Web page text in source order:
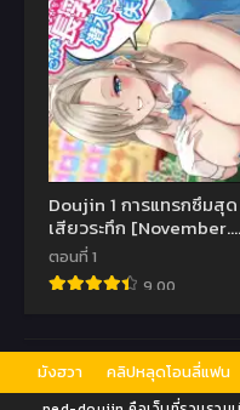
Doujin 1 การแทรกซึมสุด
เสียวระทึก [November.
(nanohana)] Konna
Nagachichi Bunnygirl
Sennyuu Mission
ตอนที่ 1
9.00
มังฮวา คลิปหลุดโอนลี่แฟน